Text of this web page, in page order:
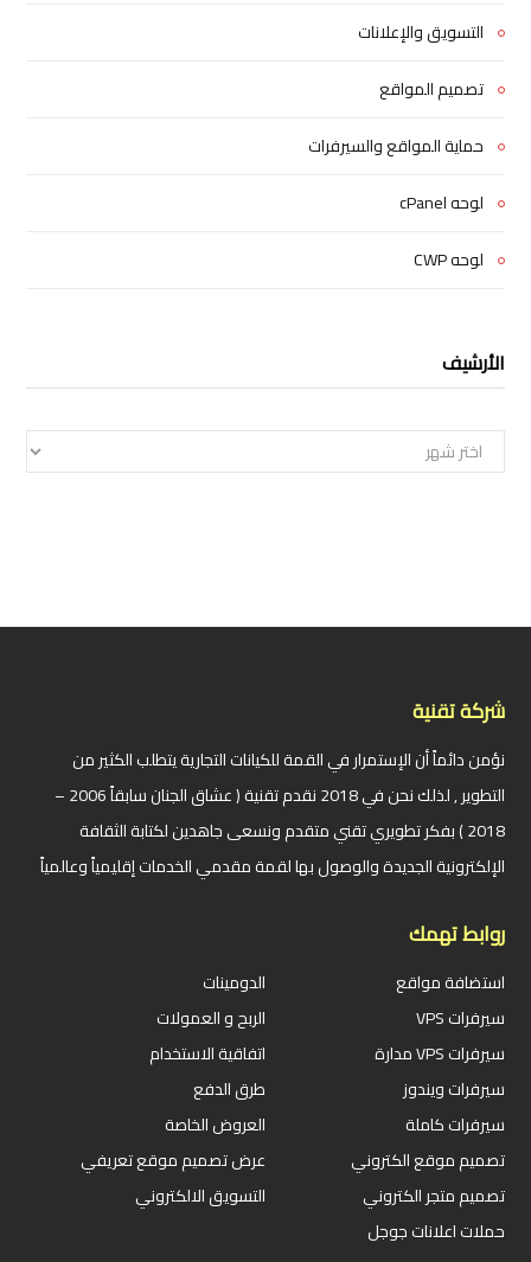
التسويق والإعلانات
تصميم المواقع
حماية المواقع والسيرفرات
لوحه cPanel
لوحه CWP
الأرشيف
الأرشيف
شركة تقنية
نؤمن دائماً أن الإستمرار في القمة للكيانات التجارية يتطلب الكثير من
التطوير , لذلك نحن في 2018 نقدم تقنية ( عشاق الجنان سابقاً 2006 –
2018 ) بفكر تطويري تقني متقدم ونسعى جاهدين لكتابة الثقافة
الإلكترونية الجديدة والوصول بها لقمة مقدمي الخدمات إقليمياً وعالمياً
روابط تهمك
استضافة مواقع
سيرفرات VPS
سيرفرات VPS مدارة
سيرفرات ويندوز
سيرفرات كاملة
تصميم موقع الكتروني
تصميم متجر الكتروني
حملات اعلانات جوجل
الدومينات
الربح و العمولات
اتفاقية الاستخدام
طرق الدفع
العروض الخاصة
عرض تصميم موقع تعريفي
التسويق الالكتروني